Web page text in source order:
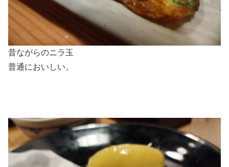
昔ながらのニラ玉
普通においしい。